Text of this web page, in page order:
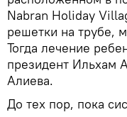
Nabran Holiday
решетки на трубе,
Тогда лечение
президент Ильхам
Алиева.
До тех пор, пока